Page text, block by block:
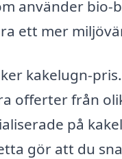
använder bio-
ett mer
kakelugn-
offerter från
på
gör att du